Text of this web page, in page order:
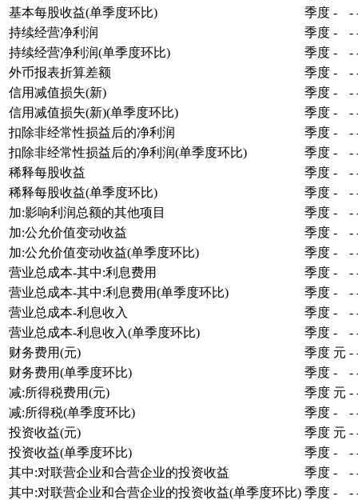
基本每股收益(单季度环比)
季度 - -
持续经营净利润
季度 - -
持续经营净利润(单季度环比)
季度 - -
外币报表折算差额
季度 - -
信用减值损失(新)
季度 - -
信用减值损失(新)(单季度环比)
季度 - -
扣除非经常性损益后的净利润
季度 - -
扣除非经常性损益后的净利润(单季度环比)
季度 - -
稀释每股收益
季度 - -
稀释每股收益(单季度环比)
季度 - -
加:影响利润总额的其他项目
季度 - -
加:公允价值变动收益
季度 - -
加:公允价值变动收益(单季度环比)
季度 - -
营业总成本-其中:利息费用
季度 - -
营业总成本-其中:利息费用(单季度环比)
季度 - -
营业总成本-利息收入
季度 - -
营业总成本-利息收入(单季度环比)
季度 - -
财务费用(元)
季度 元 -
财务费用(单季度环比)
季度 - -
减:所得税费用(元)
季度 元 -
减:所得税(单季度环比)
季度 - -
投资收益(元)
季度 元 -
投资收益(单季度环比)
季度 - -
其中:对联营企业和合营企业的投资收益
季度 - -
其中:对联营企业和合营企业的投资收益(单季度环比) 季度 - -